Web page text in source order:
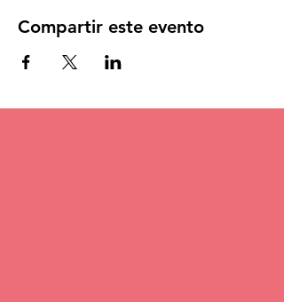
Compartir este evento